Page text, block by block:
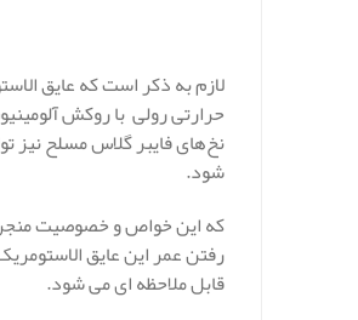
لازم به ذکر است که عایق
حرارتی رولی با روکش
نخ‌های فایبر گلاس مسلح نیز
شود.
که این خواص و خصوصیت منجر
رفتن عمر این عایق
قابل ملاحظه ای می شود.